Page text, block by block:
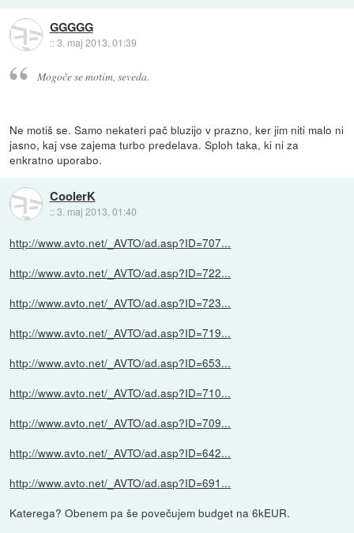
GGGGG
::3. maj 2013, 01:39
Mogoče se motim, seveda.
Ne motiš se. Samo nekateri pač bluzijo v prazno, ker jim niti malo ni
jasno, kaj vse zajema turbo predelava. Sploh taka, ki ni za
enkratno uporabo.
CoolerK
::3. maj 2013, 01:40
http://www.avto.net/_AVTO/ad.asp?ID=707...
http://www.avto.net/_AVTO/ad.asp?ID=722...
http://www.avto.net/_AVTO/ad.asp?ID=723...
http://www.avto.net/_AVTO/ad.asp?ID=719...
http://www.avto.net/_AVTO/ad.asp?ID=653...
http://www.avto.net/_AVTO/ad.asp?ID=710...
http://www.avto.net/_AVTO/ad.asp?ID=709...
http://www.avto.net/_AVTO/ad.asp?ID=642...
http://www.avto.net/_AVTO/ad.asp?ID=691...
Katerega? Obenem pa še povečujem budget na 6kEUR.